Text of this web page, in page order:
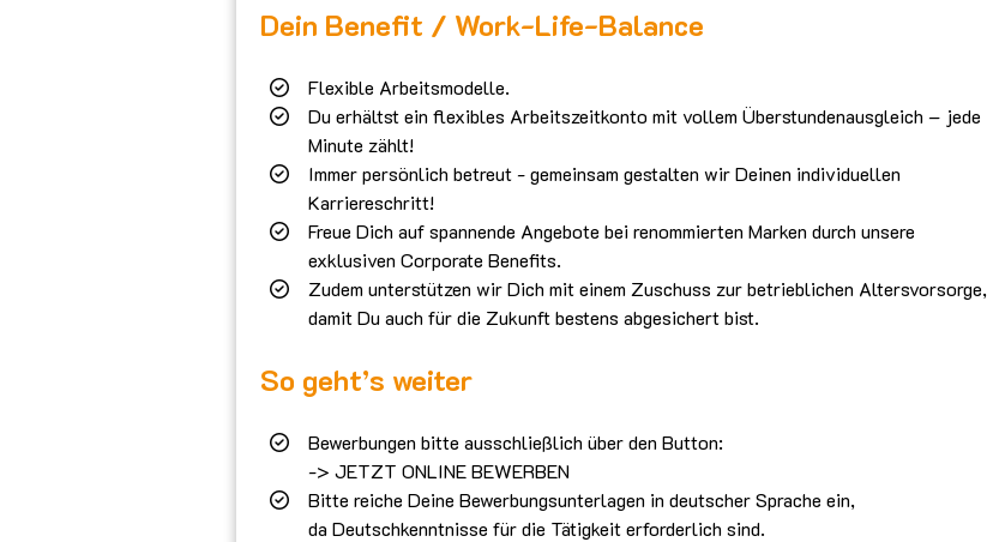
Dein Benefit / Work-Life-Balance
Flexible Arbeitsmodelle.
Du erhältst ein flexibles Arbeitszeitkonto mit vollem Überstundenausgleich – jede
Minute zählt!
Immer persönlich betreut - gemeinsam gestalten wir Deinen individuellen
Karriereschritt!
Freue Dich auf spannende Angebote bei renommierten Marken durch unsere
exklusiven Corporate Benefits.
Zudem unterstützen wir Dich mit einem Zuschuss zur betrieblichen Altersvorsorge,
damit Du auch für die Zukunft bestens abgesichert bist.
So geht’s weiter
Bewerbungen bitte ausschließlich über den Button:
-> JETZT ONLINE BEWERBEN
Bitte reiche Deine Bewerbungsunterlagen in deutscher Sprache ein,
da Deutschkenntnisse für die Tätigkeit erforderlich sind.